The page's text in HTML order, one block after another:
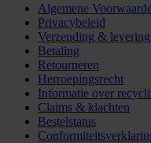
Algemene
Privacybeleid
Verzending & levering
Betaling
Retourneren
Herroepingsrecht
Informatie over
Claims & klachten
Bestelstatus